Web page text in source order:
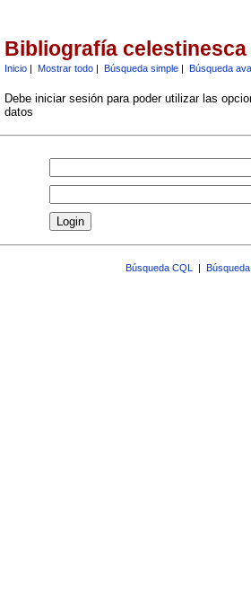
Bibliografía celestinesca
Inicio| Mostrar todo| Búsqueda simple| Búsqueda
Debe iniciar sesión para poder utilizar las
datos
Búsqueda CQL |